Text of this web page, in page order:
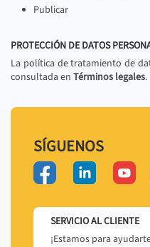
Publicar
PROTECCIÓN DE DATOS
La política de tratamiento de
consultada en Términos legales.
SÍGUENOS
SERVICIO AL CLIENTE
¡Estamos para